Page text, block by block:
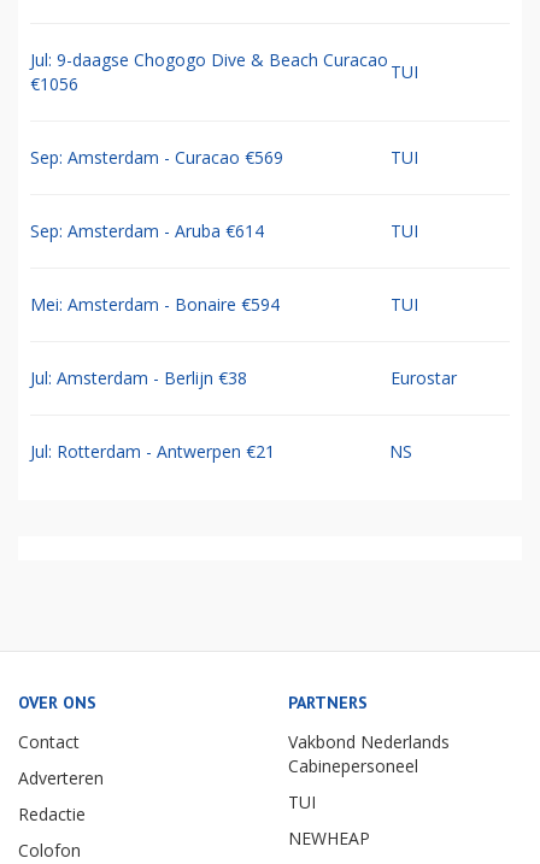
Jul: 9-daagse Chogogo Dive & Beach Curacao
€1056
TUI
Sep: Amsterdam - Curacao €569 TUI
Sep: Amsterdam - Aruba €614 TUI
Mei: Amsterdam - Bonaire €594 TUI
Jul: Amsterdam - Berlijn €38 Eurostar
Jul: Rotterdam - Antwerpen €21 NS
OVER ONS
Contact
Adverteren
Redactie
Colofon
PARTNERS
Vakbond Nederlands
Cabinepersoneel
TUI
NEWHEAP